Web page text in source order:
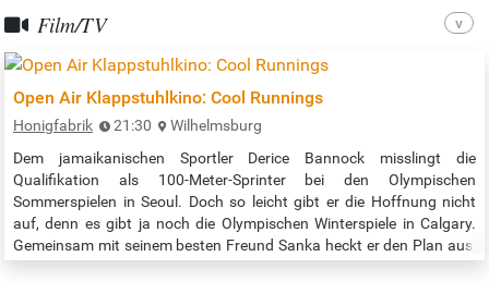
Film/TV
Open Air Klappstuhlkino: Cool Runnings
Honigfabrik 21:30
Wilhelmsburg
Dem jamaikanischen Sportler Derice Bannock misslingt die
Qualifikation als 100-Meter-Sprinter bei den Olympischen
Sommerspielen in Seoul. Doch so leicht gibt er die Hoffnung nicht
auf, denn es gibt ja noch die Olympischen Winterspiele in Calgary.
Gemeinsam mit seinem besten Freund Sanka heckt er den Plan aus,